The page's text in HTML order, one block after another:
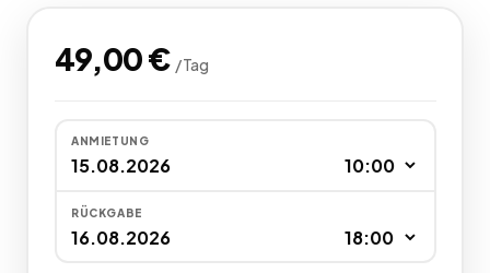
49,00€ /Tag
ANMIETUNG
RÜCKGABE